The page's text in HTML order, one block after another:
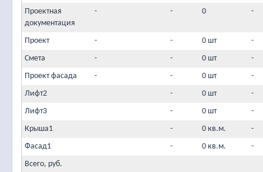
Проектная
документация
- - 0 -
Проект - - 0 шт
-
Смета
- - 0 шт
-
Проект фасада
- - 0 шт
-
Лифт2
- 0 шт
-
Лифт3
- 0 шт
-
Крыша1
- 0 кв.м.
-
Фасад1
- 0 кв.м.
-
Всего, руб.